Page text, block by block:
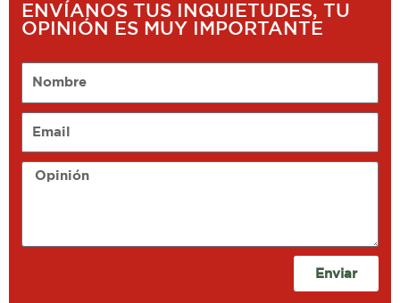
ENVÍANOS TUS INQUIETUDES, TU
OPINIÓN ES MUY IMPORTANTE
Opinión
Enviar